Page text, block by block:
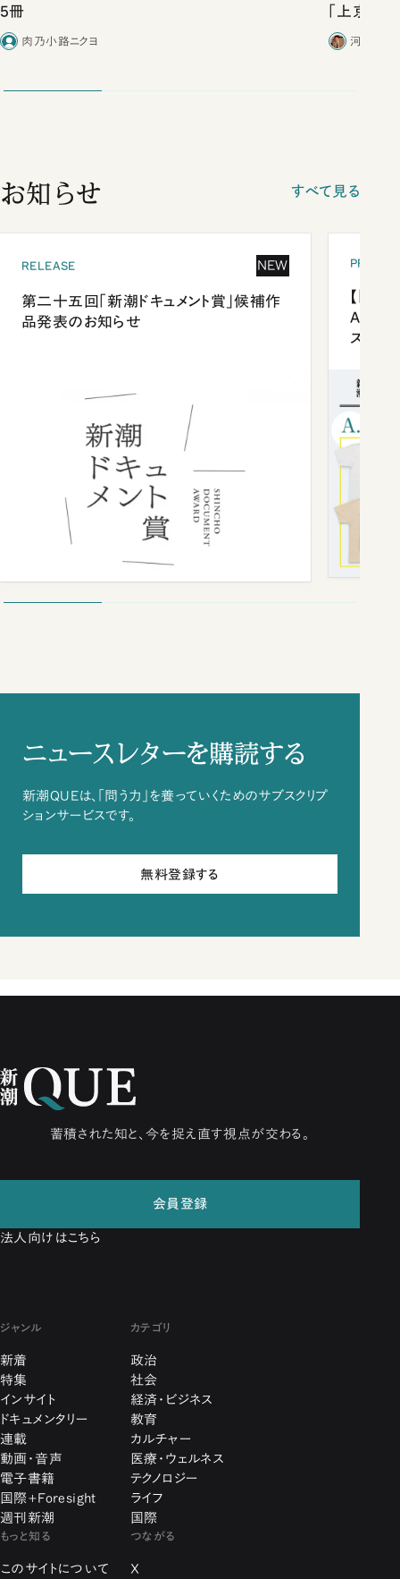
5冊
肉乃小路ニクヨ
「上京物
河野有
お知らせ すべて見る
RELEASE NEW
第二十五回「新潮ドキュメント賞」候補作
品発表のお知らせ
【「新
ズプレ
ニュースレターを購読する
新潮QUEは、「問う力」を養っていくためのサブスクリプ
ションサービスです。
無料登録する
蓄積された知と、今を捉え直す視点が交わる。
会員登録
法人向けはこちら
ジャンル
新着
特集
インサイト
ドキュメンタリー
連載
動画・音声
電子書籍
国際+Foresight
週刊新潮
カテゴリ
政治
社会
経済・ビジネス
教育
カルチャー
医療・ウェルネス
テクノロジー
ライフ
国際
もっと知る
このサイトについて
つながる
X